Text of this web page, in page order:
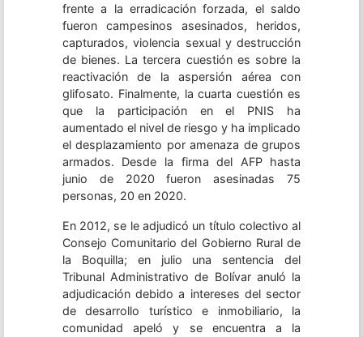
frente a la erradicación forzada, el saldo
fueron campesinos asesinados, heridos,
capturados, violencia sexual y destrucción
de bienes. La tercera cuestión es sobre la
reactivación de la aspersión aérea con
glifosato. Finalmente, la cuarta cuestión es
que la participación en el PNIS ha
aumentado el nivel de riesgo y ha implicado
el desplazamiento por amenaza de grupos
armados. Desde la firma del AFP hasta
junio de 2020 fueron asesinadas 75
personas, 20 en 2020.
En 2012, se le adjudicó un título colectivo al
Consejo Comunitario del Gobierno Rural de
la Boquilla; en julio una sentencia del
Tribunal Administrativo de Bolívar anuló la
adjudicación debido a intereses del sector
de desarrollo turístico e inmobiliario, la
comunidad apeló y se encuentra a la